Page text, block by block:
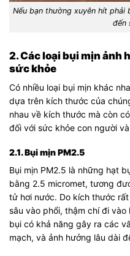
Nếu bạn thường xuyên hít phải
đến
2. Các loại bụi mịn
sức khỏe
Có nhiều loại bụi mịn khác
dựa trên kích thước của
nhau về kích thước mà còn
đối với sức khỏe con người
2.1. Bụi mịn PM2.5
Bụi mịn PM2.5 là những hạt
bằng 2.5 micromet, tương
tử hơi nước. Do kích thước
sâu vào phổi, thậm chí đi
bụi có khả năng gây ra các
mạch, và ảnh hưởng lâu dài